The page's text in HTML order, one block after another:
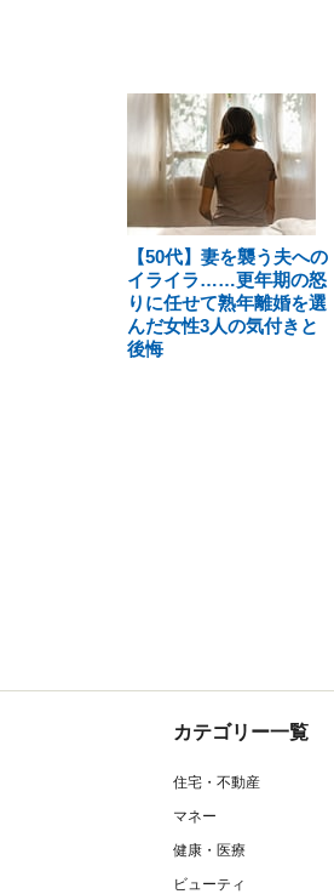
【50代】妻を襲う夫への
イライラ……更年期の怒
りに任せて熟年離婚を選
んだ女性3人の気付きと
後悔
カテゴリー一覧
住宅・不動産
マネー
健康・医療
ビューティ